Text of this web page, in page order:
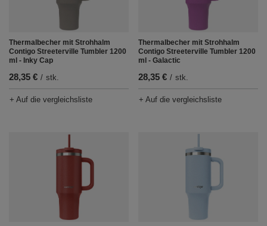
Thermalbecher mit Strohhalm
Contigo Streeterville Tumbler 1200
ml - Inky Cap
28,35 € / stk.
+ Auf die vergleichsliste
Thermalbecher mit Strohhalm
Contigo Streeterville Tumbler 1200
ml - Galactic
28,35 € / stk.
+ Auf die vergleichsliste